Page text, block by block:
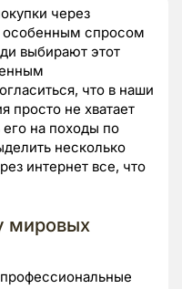
через
особенным спросом
выбирают этот
что в наши
просто не хватает
его на походы по
несколько
интернет все, что
мировых